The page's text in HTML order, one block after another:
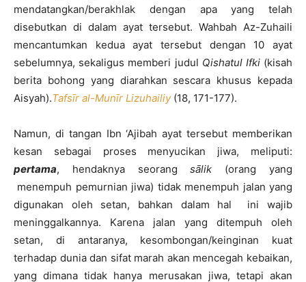
mendatangkan/berakhlak dengan apa yang telah
disebutkan di dalam ayat tersebut. Wahbah Az-Zuhaili
mencantumkan kedua ayat tersebut dengan 10 ayat
sebelumnya, sekaligus memberi judul Qishatul Ifki(kisah
berita bohong yang diarahkan sescara khusus kepada
Aisyah).Tafsīr al-Munīr Lizuhailiy (18, 171-177).
Namun, di tangan Ibn ‘Ajibah ayat tersebut memberikan
kesan sebagai proses menyucikan jiwa, meliputi:
pertama, hendaknya seorangsālik (orang yang
menempuh pemurnian jiwa) tidak menempuh jalan yang
digunakan oleh setan, bahkan dalam hal ini wajib
meninggalkannya. Karena jalan yang ditempuh oleh
setan, di antaranya, kesombongan/keinginan kuat
terhadap dunia dan sifat marah akan mencegah kebaikan,
yang dimana tidak hanya merusakan jiwa, tetapi akan